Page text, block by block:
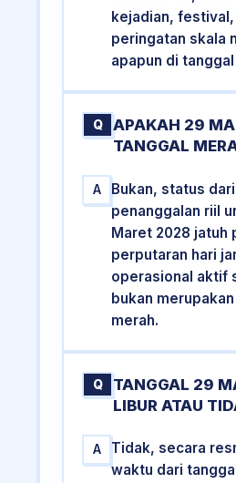
kejadian, festival,
peringatan skala
apapun di
Q
APAKAH 29
TANGGAL
A
Bukan, status dari
penanggalan riil
Maret 2028 jatuh
perputaran hari
operasional aktif
bukan
merah.
Q
TANGGAL 29
LIBUR ATAU
A
Tidak, secara
waktu dari